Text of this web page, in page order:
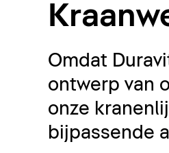
Omdat
ontwerp van
onze
bijpassende